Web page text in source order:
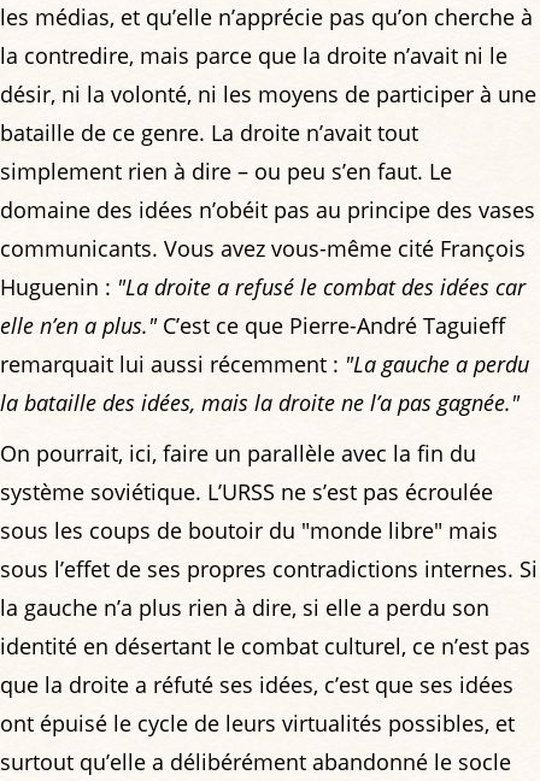
les médias, et qu’elle n’apprécie pas qu’on cherche à
la contredire, mais parce que la droite n’avait ni le
désir, ni la volonté, ni les moyens de participer à une
bataille de ce genre. La droite n’avait tout
simplement rien à dire – ou peu s’en faut. Le
domaine des idées n’obéit pas au principe des vases
communicants. Vous avez vous-même cité François
Huguenin : "La droite a refusé le combat des idées car
elle n’en a plus."C’est ce que Pierre-André Taguieff
remarquait lui aussi récemment : "La gauche a perdu
la bataille des idées, mais la droite ne l’a pas gagnée."
On pourrait, ici, faire un parallèle avec la fin du
système soviétique. L’URSS ne s’est pas écroulée
sous les coups de boutoir du "monde libre" mais
sous l’effet de ses propres contradictions internes. Si
la gauche n’a plus rien à dire, si elle a perdu son
identité en désertant le combat culturel, ce n’est pas
que la droite a réfuté ses idées, c’est que ses idées
ont épuisé le cycle de leurs virtualités possibles, et
surtout qu’elle a délibérément abandonné le socle